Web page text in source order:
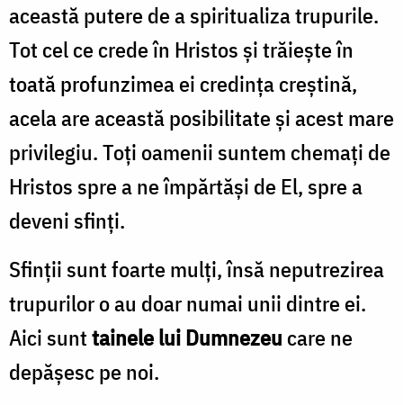
această putere de a spiritualiza trupurile.
Tot cel ce crede în Hristos și trăiește în
toată profunzimea ei credința creștină,
acela are această posibilitate și acest mare
privilegiu. Toți oamenii suntem chemați de
Hristos spre a ne împărtăși de El, spre a
deveni sfinți.
Sfinții sunt foarte mulți, însă neputrezirea
trupurilor o au doar numai unii dintre ei.
Aici sunttainele lui Dumnezeu care ne
depășesc pe noi.